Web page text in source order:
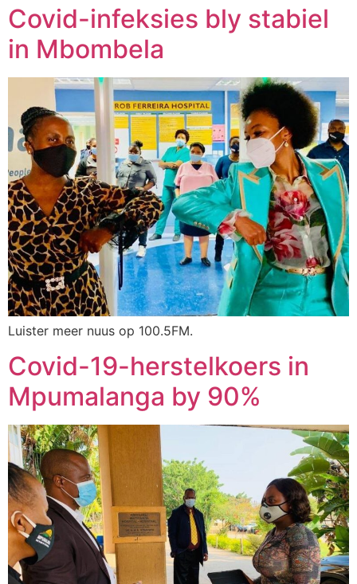
Covid-infeksies bly stabiel
in Mbombela
Luister meer nuus op 100.5FM.
Covid-19-herstelkoers in
Mpumalanga by 90%